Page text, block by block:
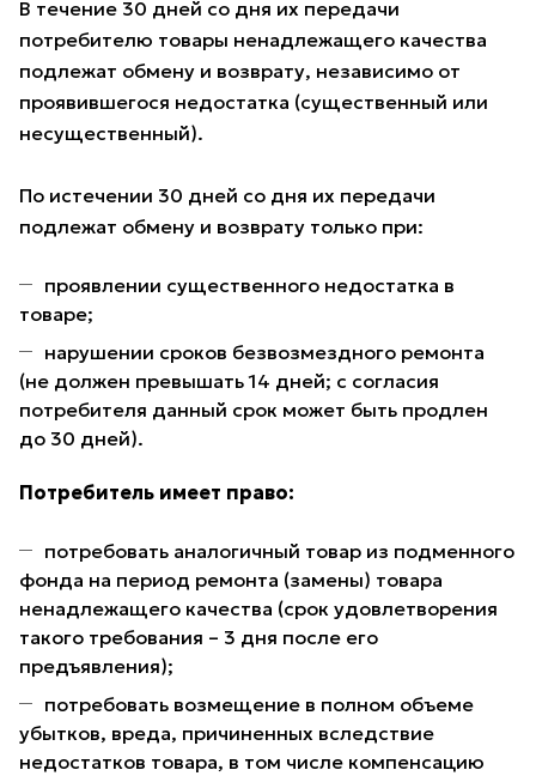
В течение 30 дней со дня их передачи
потребителю товары ненадлежащего качества
подлежат обмену и возврату, независимо от
проявившегося недостатка (существенный или
несущественный).
По истечении 30 дней со дня их передачи
подлежат обмену и возврату только при:
проявлении существенного недостатка в
товаре;
нарушении сроков безвозмездного ремонта
(не должен превышать 14 дней; с согласия
потребителя данный срок может быть продлен
до 30 дней).
Потребитель имеет право:
потребовать аналогичный товар из подменного
фонда на период ремонта (замены) товара
ненадлежащего качества (срок удовлетворения
такого требования – 3 дня после его
предъявления);
потребовать возмещение в полном объеме
убытков, вреда, причиненных вследствие
недостатков товара, в том числе компенсацию